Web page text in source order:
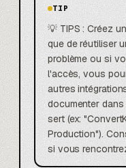
TIP
💡 TIPS : Créez
que de réutiliser
problème ou si
l'accès, vous
autres
documenter
sert (ex:
Production").
si vous